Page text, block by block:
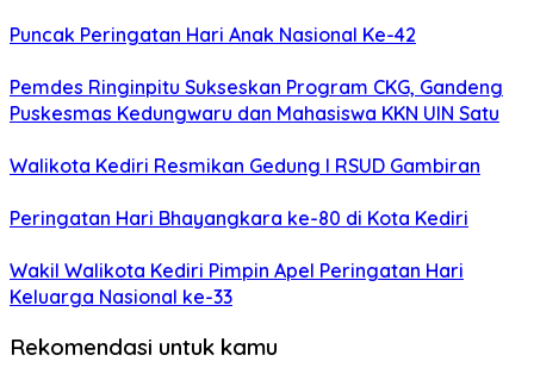
Puncak Peringatan Hari Anak Nasional Ke-42
Pemdes Ringinpitu Sukseskan Program CKG, Gandeng
Puskesmas Kedungwaru dan Mahasiswa KKN UIN Satu
Walikota Kediri Resmikan Gedung I RSUD Gambiran
Peringatan Hari Bhayangkara ke-80 di Kota Kediri
Wakil Walikota Kediri Pimpin Apel Peringatan Hari
Keluarga Nasional ke-33
Rekomendasi untuk kamu